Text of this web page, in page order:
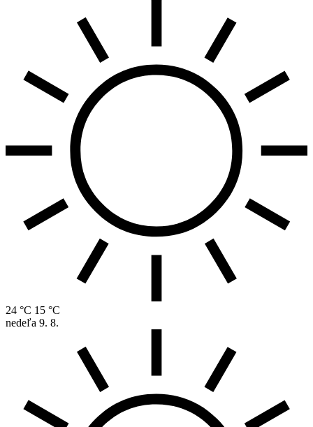
24 °C 15 °C
nedeľa 9. 8.